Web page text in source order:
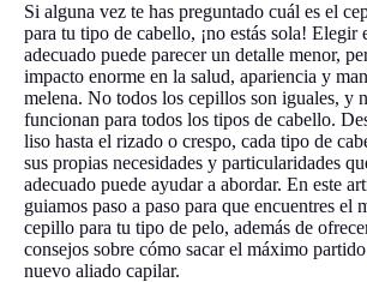
Si alguna vez te has preguntado cuál es el
para tu tipo de cabello, ¡no estás sola! Elegir
adecuado puede parecer un detalle menor,
impacto enorme en la salud, apariencia y
melena. No todos los cepillos son iguales, y
funcionan para todos los tipos de cabello.
liso hasta el rizado o crespo, cada tipo de
sus propias necesidades y particularidades
adecuado puede ayudar a abordar. En este
guiamos paso a paso para que encuentres el
cepillo para tu tipo de pelo, además de
consejos sobre cómo sacar el máximo
nuevo aliado capilar.